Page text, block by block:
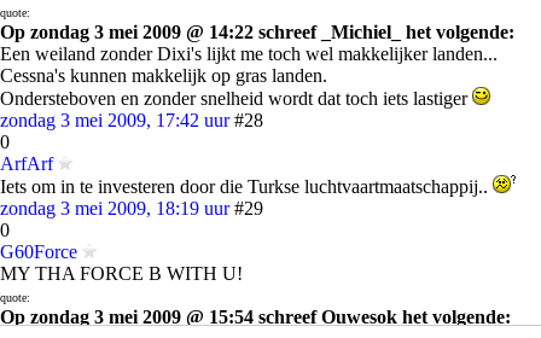
quote:
Op zondag 3 mei 2009 @ 14:22 schreef _Michiel_ het volgende:
Een weiland zonder Dixi's lijkt me toch wel makkelijker landen...
Cessna's kunnen makkelijk op gras landen.
Ondersteboven en zonder snelheid wordt dat toch iets lastiger
zondag 3 mei 2009, 17:42 uur #28
0
ArfArf
Iets om in te investeren door die Turkse luchtvaartmaatschappij..
zondag 3 mei 2009, 18:19 uur #29
0
G60Force
MY THA FORCE B WITH U!
quote:
Op zondag 3 mei 2009 @ 15:54 schreef Ouwesok het volgende: